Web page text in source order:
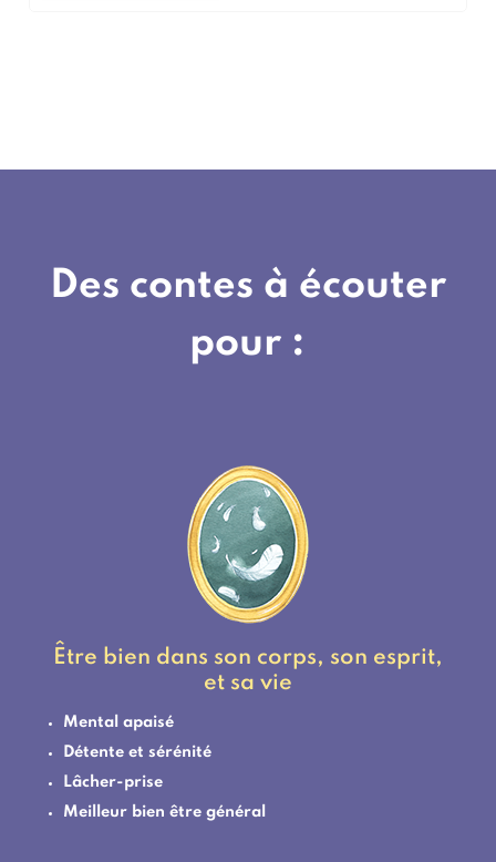
Des contes à écouter
pour :
Être bien dans son corps, son esprit,
et sa vie
Mental apaisé
Détente et sérénité
Lâcher-prise
Meilleur bien être général